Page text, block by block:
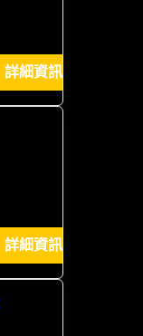
詳細資訊
詳細資訊